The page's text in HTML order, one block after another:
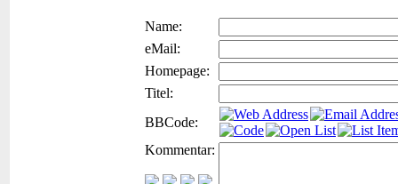
Name:
eMail:
Homepage:
Titel:
BBCode:
Kommentar: